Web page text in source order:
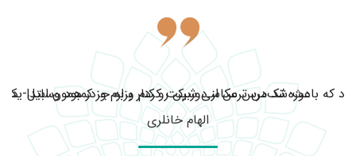
که باعث شد من ترس از دوربین رو کنار بزارم و در همون
دوره تک‌درس عکاسی شرکت کردم و به جز کمبود وسایل-
الهام خانلری